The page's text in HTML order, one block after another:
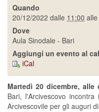
Quando
20/12/2022 dalle 11:00 alle
Dove
Aula Sinodale - Bari
Aggiungi un evento al
iCal
Martedì 20 dicembre, alle
Bari, l'Arcivescovo
Arcivescovile per gli auguri